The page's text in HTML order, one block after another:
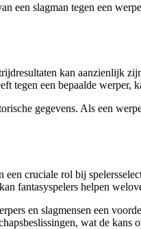
een slagman tegen een
kan aanzienlijk
tegen een bepaalde
gegevens. Als een
cruciale rol bij
fantasyspelers helpen
en slagmensen een
wat de kans